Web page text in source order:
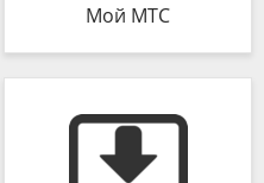
Мой МТС